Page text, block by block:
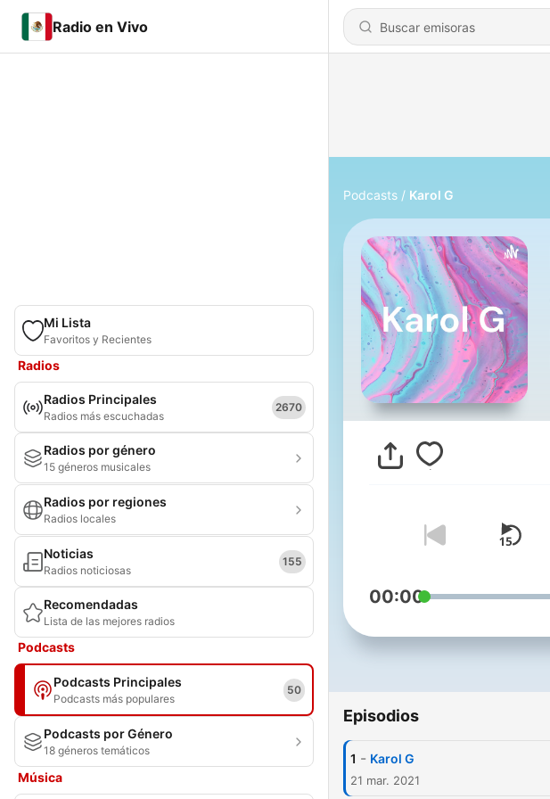
Radio en Vivo
Mi Lista
Favoritos y Recientes
Radios
Radios Principales
Radios más escuchadas
2670
Radios por género
15 géneros musicales
Radios por regiones
Radios locales
Noticias
Radios noticiosas
155
Recomendadas
Lista de las mejores radios
Podcasts
Podcasts Principales
Podcasts más populares
50
Podcasts por Género
18 géneros temáticos
Música
Podcasts Karol G
00:00
Episodios
1 - Karol G
21 mar. 2021